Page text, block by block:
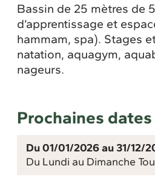
Bassin de 25 mètres de
d’apprentissage et
hammam, spa). Stages
natation, aquagym,
nageurs.
Prochaines dates
Du 01/01/2026 au 31/12/
Du Lundi au Dimanche